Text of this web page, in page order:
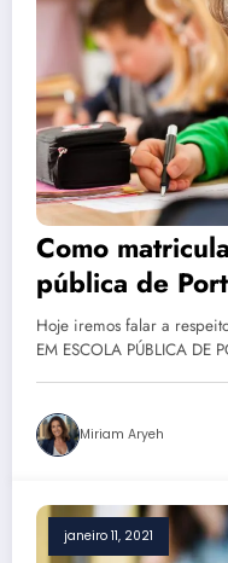
Como
pública de
Hoje iremos falar a
EM ESCOLA PÚBLICA DE
Miriam Aryeh
janeiro 11, 2021